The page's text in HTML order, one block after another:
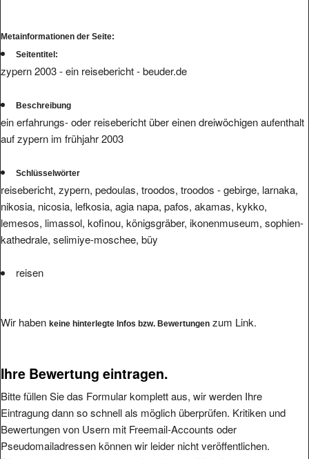
Metainformationen der Seite:
Seitentitel:
zypern 2003 - ein reisebericht - beuder.de
Beschreibung
ein erfahrungs- oder reisebericht über einen dreiwöchigen aufenthalt
auf zypern im frühjahr 2003
Schlüsselwörter
reisebericht, zypern, pedoulas, troodos, troodos - gebirge, larnaka,
nikosia, nicosia, lefkosia, agia napa, pafos, akamas, kykko,
lemesos, limassol, kofinou, königsgräber, ikonenmuseum, sophien-
kathedrale, selimiye-moschee, büy
reisen
Wir haben keine hinterlegte Infos bzw. Bewertungen zum Link.
Ihre Bewertung eintragen.
Bitte füllen Sie das Formular komplett aus, wir werden Ihre
Eintragung dann so schnell als möglich überprüfen. Kritiken und
Bewertungen von Usern mit Freemail-Accounts oder
Pseudomailadressen können wir leider nicht veröffentlichen.